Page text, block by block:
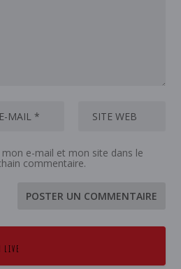
e-mail et mon site dans le
commentaire.
LIVE